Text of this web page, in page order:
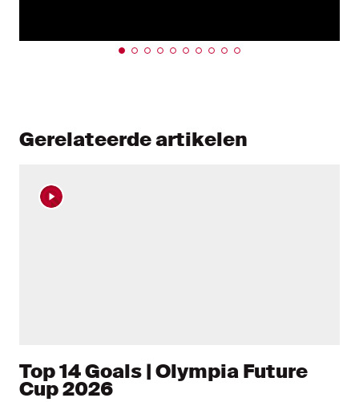
Gerelateerde artikelen
Top 14 Goals | Olympia Future
Cup 2026